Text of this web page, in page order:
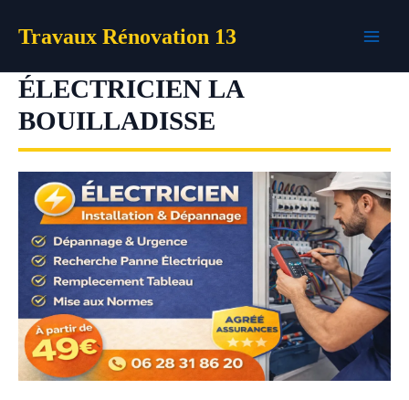
Travaux Rénovation 13
ÉLECTRICIEN LA
BOUILLADISSE